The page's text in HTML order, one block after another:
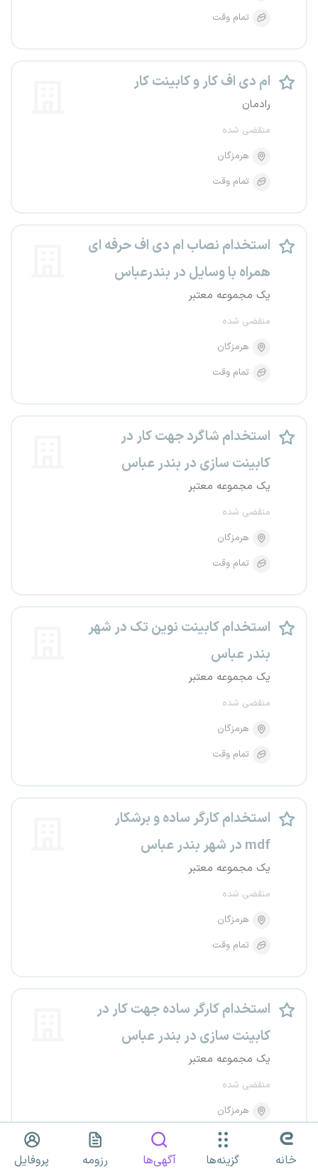
تمام وقت
ام دی اف کار و کابینت کار
رادمان
منقضی شده
هرمزگان
تمام وقت
استخدام نصاب ام دی اف حرفه ای
همراه با وسایل در بندرعباس
یک مجموعه معتبر
منقضی شده
هرمزگان
تمام وقت
استخدام شاگرد جهت کار در
کابینت سازی در بندر عباس
یک مجموعه معتبر
منقضی شده
هرمزگان
تمام وقت
استخدام کابینت نوین تک در شهر
بندر عباس
یک مجموعه معتبر
منقضی شده
هرمزگان
تمام وقت
استخدام کارگر ساده و برشکار
mdf در شهر بندر عباس
یک مجموعه معتبر
منقضی شده
هرمزگان
تمام وقت
استخدام کارگر ساده جهت کار در
کابینت سازی در بندر عباس
یک مجموعه معتبر
منقضی شده
هرمزگان
تمام وقت
خانه گزینه‌ها آگهی‌ها رزومه پروفایل